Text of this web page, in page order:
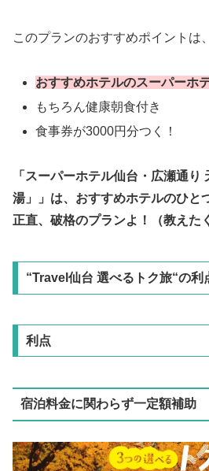
このプランのおすすめポイントは
おすすめホテルのスーパーホ
もちろん健康朝食付き
食事券が3000円分つく！
「スーパーホテル仙台・広瀬通り
湯」」は、おすすめホテルのひと
正直、破格のプランよ！（教えた
“Travel仙台 選べるトク旅“の利
利点
宿泊料金に関わらず一定額補助